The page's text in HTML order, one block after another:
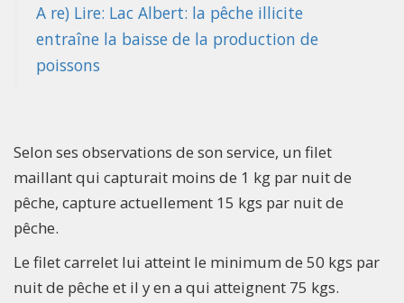
A re) Lire: Lac Albert: la pêche illicite
entraîne la baisse de la production de
poissons
Selon ses observations de son service, un filet
maillant qui capturait moins de 1 kg par nuit de
pêche, capture actuellement 15 kgs par nuit de
pêche.
Le filet carrelet lui atteint le minimum de 50 kgs par
nuit de pêche et il y en a qui atteignent 75 kgs.